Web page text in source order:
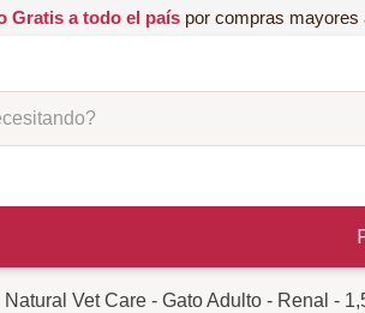
Gratis a todo el paíspor compras mayores
Natural Vet Care - Gato Adulto - Renal -